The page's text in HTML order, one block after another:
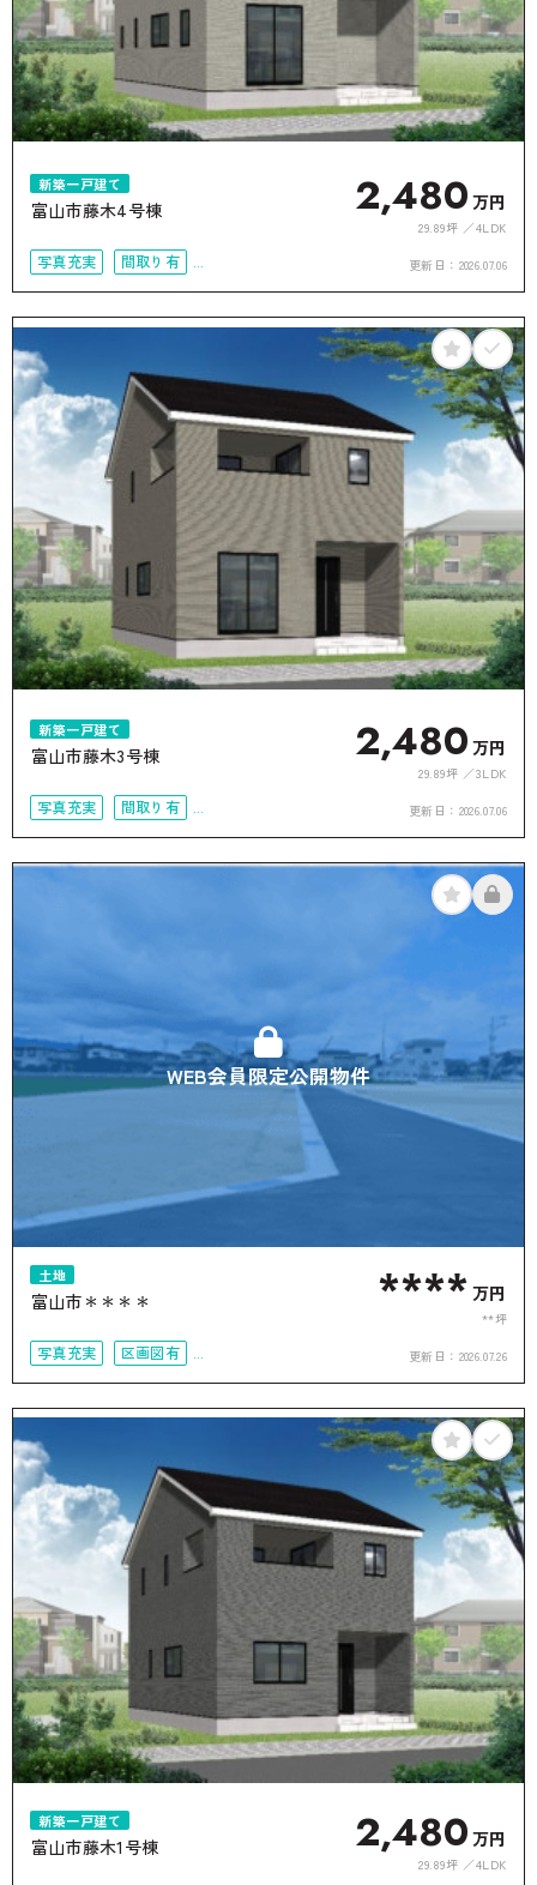
新築一戸建て
富山市藤木4号棟 2,480 万円
29.89坪 4LDK
写真充実
間取り有
更新日： 2026.07.06
新築一戸建て
富山市藤木3号棟 2,480 万円
29.89坪 3LDK
写真充実
間取り有
更新日： 2026.07.06
WEB会員限定公開物件
土地
富山市＊＊＊＊ **** 万円
**坪
写真充実
区画図有
更新日： 2026.07.26
新築一戸建て
富山市藤木1号棟 2,480 万円
29.89坪 4LDK